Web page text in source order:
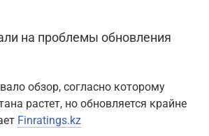
на проблемы обновления
обзор, согласно которому
растет, но обновляется крайне
Finratings.kz